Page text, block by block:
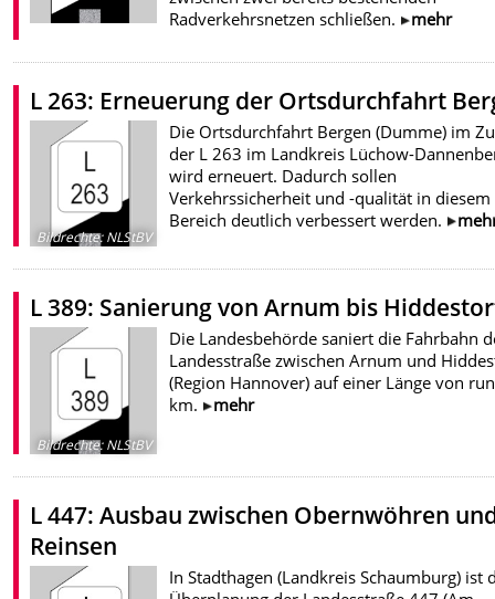
Radverkehrsnetzen schließen.
mehr
L 263: Erneuerung der Ortsdurchfahrt
Bildrechte:NLStBV
Die Ortsdurchfahrt Bergen (Dumme) im
der L 263 im Landkreis Lüchow-
wird erneuert. Dadurch sollen
Verkehrssicherheit und -qualität in diesem
Bereich deutlich verbessert werden.
L 389: Sanierung von Arnum bis
Bildrechte:NLStBV
Die Landesbehörde saniert die Fahrbahn
Landesstraße zwischen Arnum und
(Region Hannover) auf einer Länge von
km.
mehr
L 447: Ausbau zwischen Obernwöhren
Reinsen
In Stadthagen (Landkreis Schaumburg) ist